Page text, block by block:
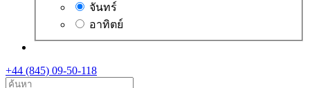
จันทร์
อาทิตย์
+44 (845) 09-50-118